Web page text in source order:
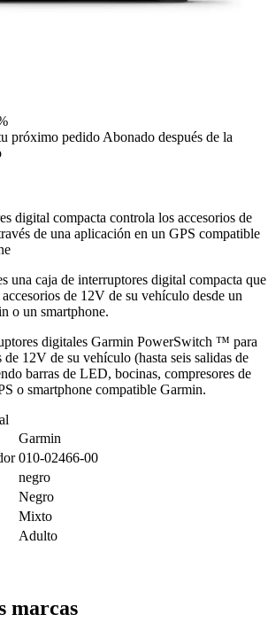
próximo pedido Abonado después de la
digital compacta controla los accesorios de
de una aplicación en un GPS compatible
una caja de interruptores digital compacta que
de 12V de su vehículo desde un
o un smartphone.
digitales Garmin PowerSwitch ™ para
12V de su vehículo (hasta seis salidas de
barras de LED, bocinas, compresores de
o smartphone compatible Garmin.
Garmin
010-02466-00
negro
Negro
Mixto
Adulto
marcas